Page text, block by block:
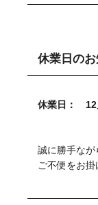
休業日の
休業日： 12
誠に勝手なが
ご不便をお